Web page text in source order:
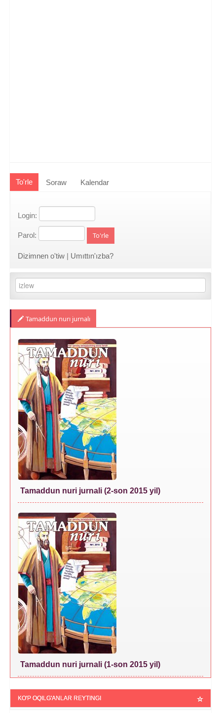
To'rle Soraw Kalendar
Login:
Parol: To'rle
Dizimnen o'tiw | Umıttın'ızba?
Tamaddun nurı jurnalı
Tamaddun nuri jurnali (2-son 2015 yil)
Tamaddun nuri jurnali (1-son 2015 yil)
KO'P OQILG'ANLAR REYTINGI